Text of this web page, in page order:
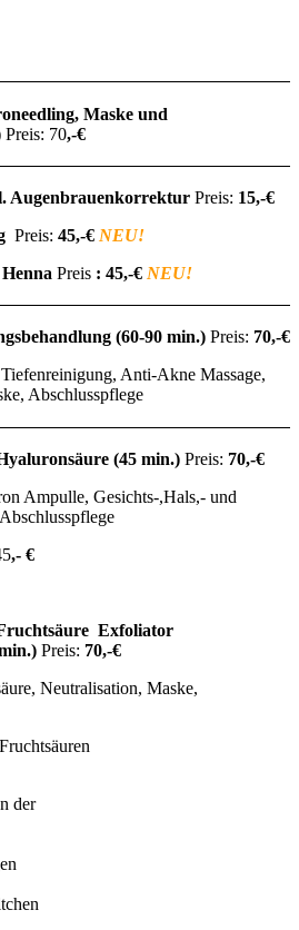
Maske und
Preis: 70,-€
Augenbrauenkorrektur Preis: 15,-€
Preis: 45,-€ NEU!
Preis : 45,-€ NEU!
(60-90 min.) Preis: 70,-€
Anti-Akne Massage,
Abschlusspflege
(45 min.) Preis: 70,-€
Ampulle, Gesichts-,Hals,- und
,- €
Exfoliator
Preis: 70,-€
Neutralisation, Maske,
der